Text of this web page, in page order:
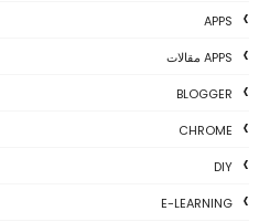
APPS
APPS مقالات
BLOGGER
CHROME
DIY
E-LEARNING